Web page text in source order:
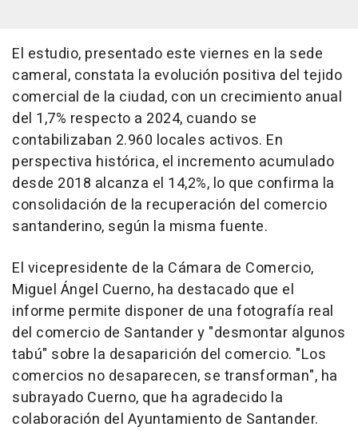
El estudio, presentado este viernes en la sede
cameral, constata la evolución positiva del tejido
comercial de la ciudad, con un crecimiento anual
del 1,7% respecto a 2024, cuando se
contabilizaban 2.960 locales activos. En
perspectiva histórica, el incremento acumulado
desde 2018 alcanza el 14,2%, lo que confirma la
consolidación de la recuperación del comercio
santanderino, según la misma fuente.
El vicepresidente de la Cámara de Comercio,
Miguel Ángel Cuerno, ha destacado que el
informe permite disponer de una fotografía real
del comercio de Santander y "desmontar algunos
tabú" sobre la desaparición del comercio. "Los
comercios no desaparecen, se transforman", ha
subrayado Cuerno, que ha agradecido la
colaboración del Ayuntamiento de Santander.